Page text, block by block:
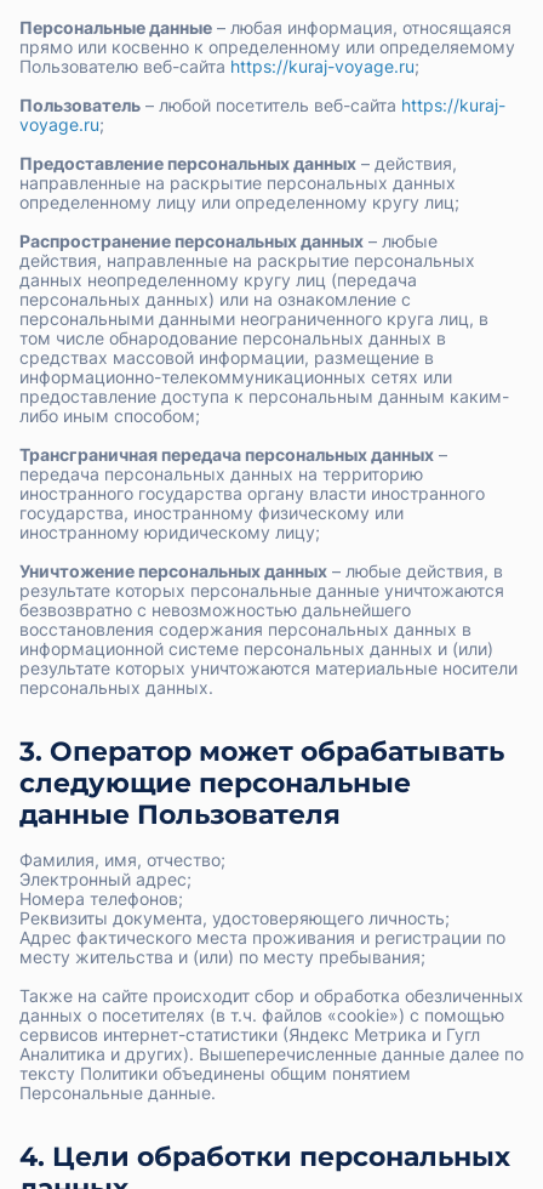
Персональные данные – любая информация, относящаяся
прямо или косвенно к определенному или определяемому
Пользователю веб-сайта https://kuraj-voyage.ru;
Пользователь – любой посетитель веб-сайта https://kuraj-
voyage.ru;
Предоставление персональных данных – действия,
направленные на раскрытие персональных данных
определенному лицу или определенному кругу лиц;
Распространение персональных данных – любые
действия, направленные на раскрытие персональных
данных неопределенному кругу лиц (передача
персональных данных) или на ознакомление с
персональными данными неограниченного круга лиц, в
том числе обнародование персональных данных в
средствах массовой информации, размещение в
информационно-телекоммуникационных сетях или
предоставление доступа к персональным данным каким-
либо иным способом;
Трансграничная передача персональных данных –
передача персональных данных на территорию
иностранного государства органу власти иностранного
государства, иностранному физическому или
иностранному юридическому лицу;
Уничтожение персональных данных – любые действия, в
результате которых персональные данные уничтожаются
безвозвратно с невозможностью дальнейшего
восстановления содержания персональных данных в
информационной системе персональных данных и (или)
результате которых уничтожаются материальные носители
персональных данных.
3. Оператор может обрабатывать
следующие персональные
данные Пользователя
Фамилия, имя, отчество;
Электронный адрес;
Номера телефонов;
Реквизиты документа, удостоверяющего личность;
Адрес фактического места проживания и регистрации по
месту жительства и (или) по месту пребывания;
Также на сайте происходит сбор и обработка обезличенных
данных о посетителях (в т.ч. файлов «cookie») с помощью
сервисов интернет-статистики (Яндекс Метрика и Гугл
Аналитика и других). Вышеперечисленные данные далее по
тексту Политики объединены общим понятием
Персональные данные.
4. Цели обработки персональных